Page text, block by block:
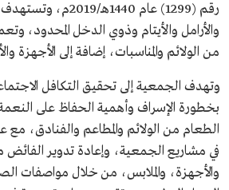
رقم (1299) عام 1440هـ/
والأرامل والأيتام وذوي الدخل المحدود،
من الولائم والمناسبات، إضافة إلى الأجهزة
وتهدف الجمعية إلى تحقيق التكافل
بخطورة الإسراف وأهمية الحفاظ على
الطعام من الولائم والمطاعم والفنادق، مع
في مشاريع الجمعية، وإعادة تدوير الفائض
والأجهزة، والملابس، من خلال مواصفات